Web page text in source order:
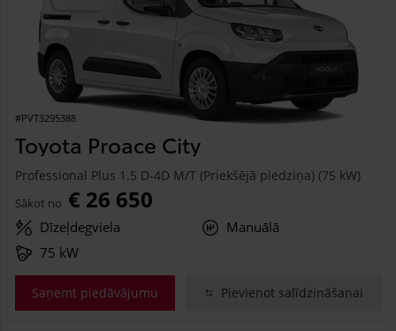
#PVT3295388
Toyota Proace City
Professional Plus 1.5 D-4D M/T (Priekšējā piedziņa) (75 kW)
Sākot no € 26 650
Dīzeļdegviela
Manuālā
75 kW
Saņemt piedāvājumu Pievienot salīdzināšanai